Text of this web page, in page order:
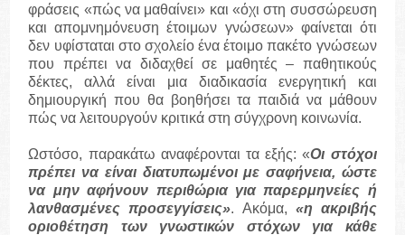
φράσεις «πώς να μαθαίνει» και «όχι στη συσσώρευση
και απομνημόνευση έτοιμων γνώσεων» φαίνεται ότι
δεν υφίσταται στο σχολείο ένα έτοιμο πακέτο γνώσεων
που πρέπει να διδαχθεί σε μαθητές – παθητικούς
δέκτες, αλλά είναι μια διαδικασία ενεργητική και
δημιουργική που θα βοηθήσει τα παιδιά να μάθουν
πώς να λειτουργούν κριτικά στη σύγχρονη κοινωνία.
Ωστόσο, παρακάτω αναφέρονται τα εξής: «Οι στόχοι
πρέπει να είναι διατυπωμένοι με σαφήνεια, ώστε
να μην αφήνουν περιθώρια για παρερμηνείες ή
λανθασμένες προσεγγίσεις». Ακόμα, «η ακριβής
οριοθέτηση των γνωστικών στόχων για κάθε